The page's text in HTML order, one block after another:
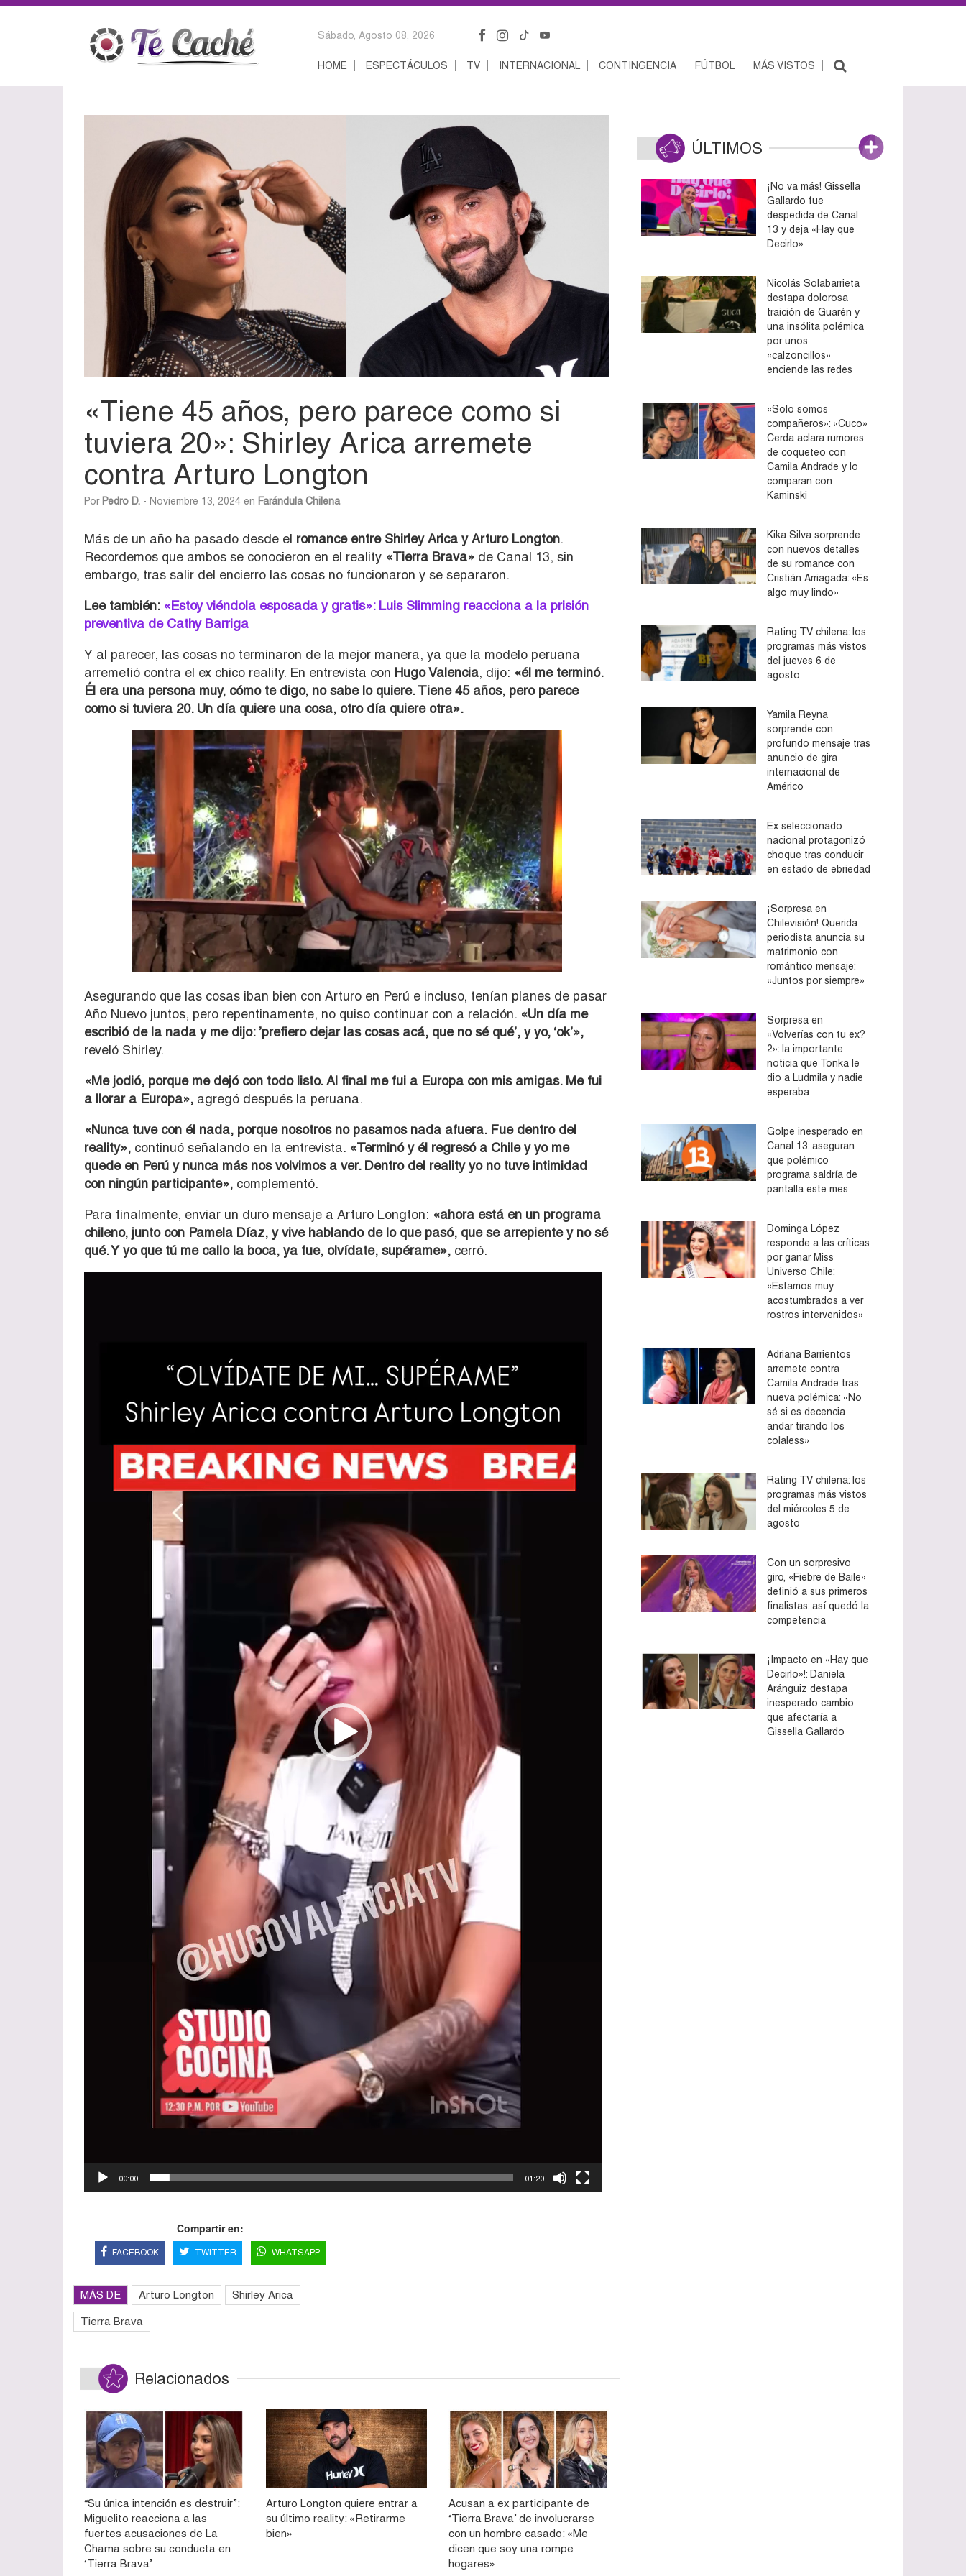
Sábado, Agosto 08, 2026
HOME ESPECTÁCULOS TV INTERNACIONAL CONTINGENCIA FÚTBOL MÁS VISTOS
«Tiene 45 años, pero parece como si
tuviera 20»: Shirley Arica arremete
contra Arturo Longton
Por Pedro D. - Noviembre 13, 2024 en Farándula Chilena
Más de un año ha pasado desde el romance entre Shirley Arica y Arturo Longton.
Recordemos que ambos se conocieron en el reality «Tierra Brava» de Canal 13, sin
embargo, tras salir del encierro las cosas no funcionaron y se separaron.
Lee también: «Estoy viéndola esposada y gratis»: Luis Slimming reacciona a la prisión
preventiva de Cathy Barriga
Y al parecer, las cosas no terminaron de la mejor manera, ya que la modelo peruana
arremetió contra el ex chico reality. En entrevista con Hugo Valencia, dijo: «él me terminó.
Él era una persona muy, cómo te digo, no sabe lo quiere. Tiene 45 años, pero parece
como si tuviera 20. Un día quiere una cosa, otro día quiere otra».
Asegurando que las cosas iban bien con Arturo en Perú e incluso, tenían planes de pasar
Año Nuevo juntos, pero repentinamente, no quiso continuar con a relación. «Un día me
escribió de la nada y me dijo: ’prefiero dejar las cosas acá, que no sé qué’, y yo, ‘ok’»,
reveló Shirley.
«Me jodió, porque me dejó con todo listo. Al final me fui a Europa con mis amigas. Me fui
a llorar a Europa», agregó después la peruana.
«Nunca tuve con él nada, porque nosotros no pasamos nada afuera. Fue dentro del
reality», continuó señalando en la entrevista. «Terminó y él regresó a Chile y yo me
quede en Perú y nunca más nos volvimos a ver. Dentro del reality yo no tuve intimidad
con ningún participante», complementó.
Para finalmente, enviar un duro mensaje a Arturo Longton: «ahora está en un programa
chileno, junto con Pamela Díaz, y vive hablando de lo que pasó, que se arrepiente y no sé
qué. Y yo que tú me callo la boca, ya fue, olvídate, supérame», cerró.
00:00 01:20
Compartir en:
FACEBOOK TWITTER WHATSAPP
MÁS DE Arturo Longton Shirley Arica
Tierra Brava
Relacionados
“Su única intención es destruir”:
Miguelito reacciona a las
fuertes acusaciones de La
Chama sobre su conducta en
‘Tierra Brava’
Arturo Longton quiere entrar a
su último reality: «Retirarme
bien»
Acusan a ex participante de
‘Tierra Brava’ de involucrarse
con un hombre casado: «Me
dicen que soy una rompe
hogares»
ÚLTIMOS
¡No va más! Gissella
Gallardo fue
despedida de Canal
13 y deja «Hay que
Decirlo»
Nicolás Solabarrieta
destapa dolorosa
traición de Guarén y
una insólita polémica
por unos
«calzoncillos»
enciende las redes
«Solo somos
compañeros»: «Cuco»
Cerda aclara rumores
de coqueteo con
Camila Andrade y lo
comparan con
Kaminski
Kika Silva sorprende
con nuevos detalles
de su romance con
Cristián Arriagada: «Es
algo muy lindo»
Rating TV chilena: los
programas más vistos
del jueves 6 de
agosto
Yamila Reyna
sorprende con
profundo mensaje tras
anuncio de gira
internacional de
Américo
Ex seleccionado
nacional protagonizó
choque tras conducir
en estado de ebriedad
¡Sorpresa en
Chilevisión! Querida
periodista anuncia su
matrimonio con
romántico mensaje:
«Juntos por siempre»
Sorpresa en
«Volverías con tu ex?
2»: la importante
noticia que Tonka le
dio a Ludmila y nadie
esperaba
Golpe inesperado en
Canal 13: aseguran
que polémico
programa saldría de
pantalla este mes
Dominga López
responde a las críticas
por ganar Miss
Universo Chile:
«Estamos muy
acostumbrados a ver
rostros intervenidos»
Adriana Barrientos
arremete contra
Camila Andrade tras
nueva polémica: «No
sé si es decencia
andar tirando los
colaless»
Rating TV chilena: los
programas más vistos
del miércoles 5 de
agosto
Con un sorpresivo
giro, «Fiebre de Baile»
definió a sus primeros
finalistas: así quedó la
competencia
¡Impacto en «Hay que
Decirlo»!: Daniela
Aránguiz destapa
inesperado cambio
que afectaría a
Gissella Gallardo